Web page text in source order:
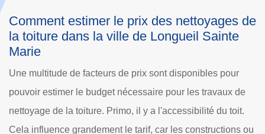
Le nettoyage à haute pression de la toiture
et les précautions à prendre dans la ville de
Longueil Sainte Marie dans le 60126
Pour la société Dole Rénovation, le nettoyage de la toiture
est une opération fréquente et très aisée. En effet, pour
assurer les missions, les couvreurs professionnels peuvent
utiliser un nettoyeur à haute pression. Ainsi, les couvreurs